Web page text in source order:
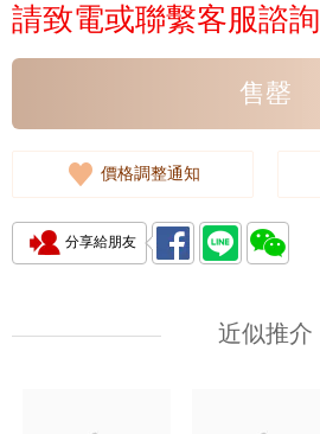
請致電或聯繫客服諮詢
售罄
價格調整通知
分享給朋友
近似推介